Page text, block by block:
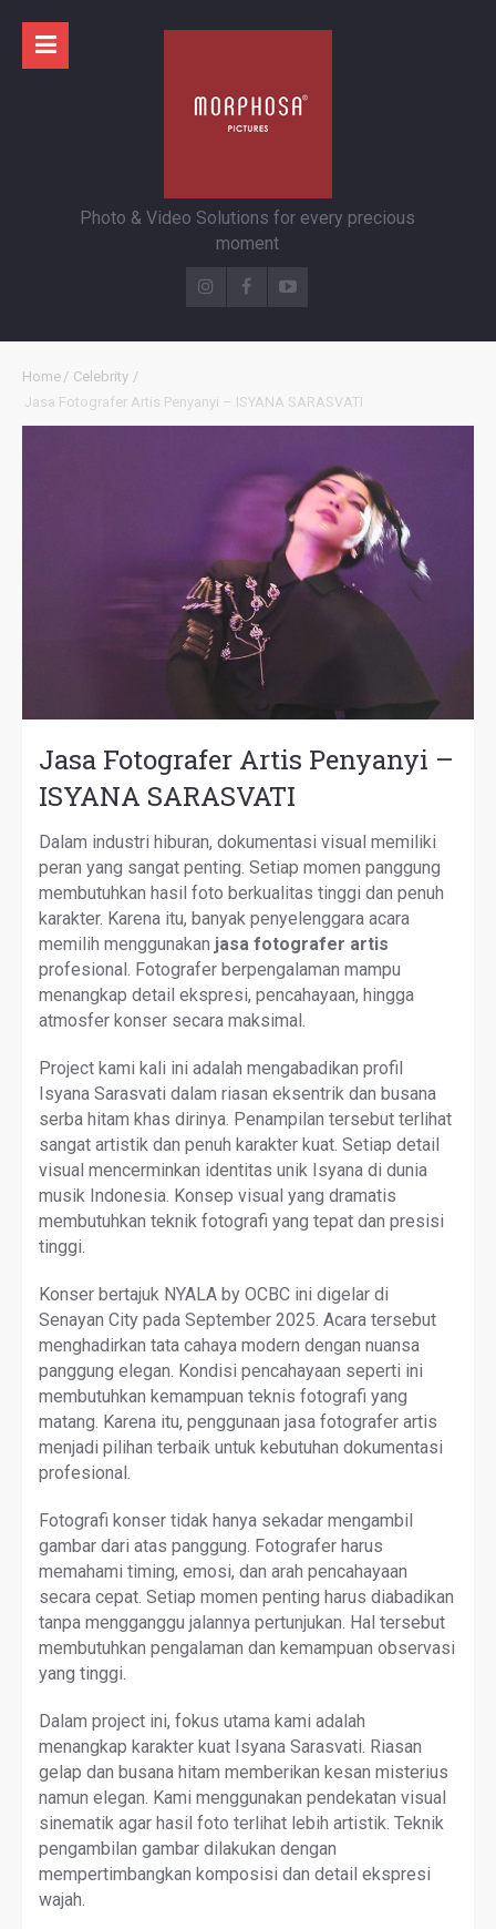
Photo & Video Solutions for every precious
moment
Home / Celebrity /
Jasa Fotografer Artis Penyanyi – ISYANA SARASVATI
Jasa Fotografer Artis Penyanyi –
ISYANA SARASVATI
Dalam industri hiburan, dokumentasi visual memiliki
peran yang sangat penting. Setiap momen panggung
membutuhkan hasil foto berkualitas tinggi dan penuh
karakter. Karena itu, banyak penyelenggara acara
memilih menggunakan jasa fotografer artis
profesional. Fotografer berpengalaman mampu
menangkap detail ekspresi, pencahayaan, hingga
atmosfer konser secara maksimal.
Project kami kali ini adalah mengabadikan profil
Isyana Sarasvati dalam riasan eksentrik dan busana
serba hitam khas dirinya. Penampilan tersebut terlihat
sangat artistik dan penuh karakter kuat. Setiap detail
visual mencerminkan identitas unik Isyana di dunia
musik Indonesia. Konsep visual yang dramatis
membutuhkan teknik fotografi yang tepat dan presisi
tinggi.
Konser bertajuk NYALA by OCBC ini digelar di
Senayan City pada September 2025. Acara tersebut
menghadirkan tata cahaya modern dengan nuansa
panggung elegan. Kondisi pencahayaan seperti ini
membutuhkan kemampuan teknis fotografi yang
matang. Karena itu, penggunaan jasa fotografer artis
menjadi pilihan terbaik untuk kebutuhan dokumentasi
profesional.
Fotografi konser tidak hanya sekadar mengambil
gambar dari atas panggung. Fotografer harus
memahami timing, emosi, dan arah pencahayaan
secara cepat. Setiap momen penting harus diabadikan
tanpa mengganggu jalannya pertunjukan. Hal tersebut
membutuhkan pengalaman dan kemampuan observasi
yang tinggi.
Dalam project ini, fokus utama kami adalah
menangkap karakter kuat Isyana Sarasvati. Riasan
gelap dan busana hitam memberikan kesan misterius
namun elegan. Kami menggunakan pendekatan visual
sinematik agar hasil foto terlihat lebih artistik. Teknik
pengambilan gambar dilakukan dengan
mempertimbangkan komposisi dan detail ekspresi
wajah.